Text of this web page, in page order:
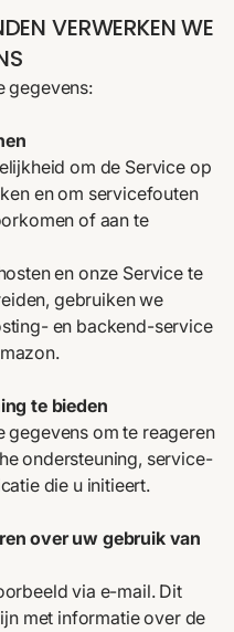
VERWERKEN WE
gegevens:
om de Service op
en om servicefouten
of aan te
en onze Service te
gebruiken we
en backend-service
te bieden
om te reageren
ondersteuning, service-
die u initieert.
over uw gebruik van
via e-mail. Dit
met informatie over de